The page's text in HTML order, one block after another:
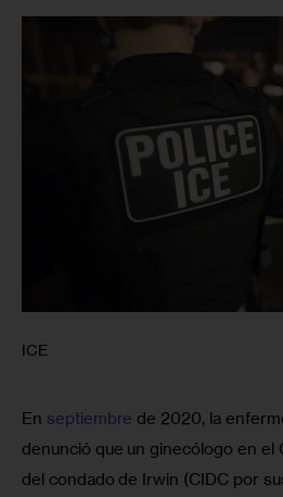
ICE
En septiembre de 2020, la
denunció que un ginecólogo en el
del condado de Irwin (CIDC por